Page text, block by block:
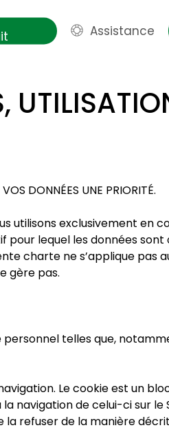
Assistance
DONNÉES UNE PRIORITÉ.
utilisons exclusivement en
pour lequel les données
charte ne s’applique pas
gère pas.
personnel telles que,
Le cookie est un
navigation de celui-ci sur le
refuser de la manière